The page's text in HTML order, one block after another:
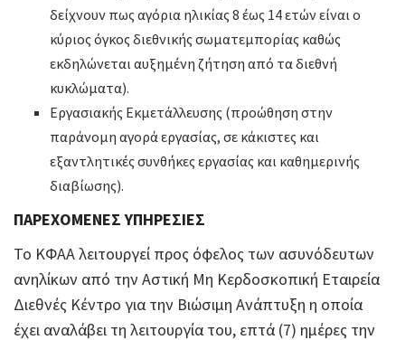
δείχνουν πως αγόρια ηλικίας 8 έως 14 ετών είναι ο
κύριος όγκος διεθνικής σωματεμπορίας καθώς
εκδηλώνεται αυξημένη ζήτηση από τα διεθνή
κυκλώματα).
Εργασιακής Εκμετάλλευσης (προώθηση στην
παράνομη αγορά εργασίας, σε κάκιστες και
εξαντλητικές συνθήκες εργασίας και καθημερινής
διαβίωσης).
ΠΑΡΕΧΟΜΕΝΕΣ ΥΠΗΡΕΣΙΕΣ
Το ΚΦΑΑ λειτουργεί προς όφελος των ασυνόδευτων
ανηλίκων από την Αστική Μη Κερδοσκοπική Εταιρεία
Διεθνές Κέντρο για την Βιώσιμη Ανάπτυξη η οποία
έχει αναλάβει τη λειτουργία του, επτά (7) ημέρες την